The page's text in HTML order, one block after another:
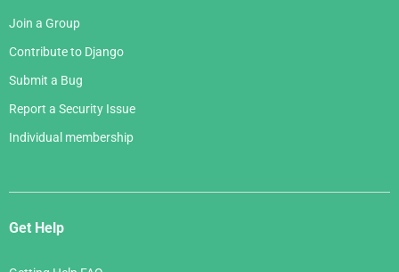
Join a Group
Contribute to Django
Submit a Bug
Report a Security Issue
Individual membership
Get Help